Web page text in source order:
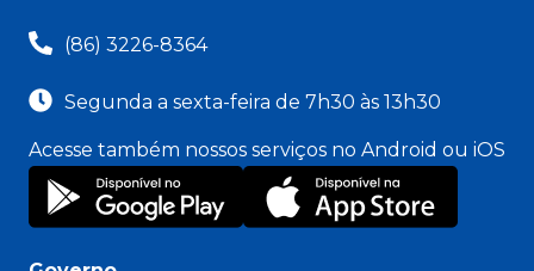
(86) 3226-8364
Segunda a sexta-feira de 7h30 às 13h30
Acesse também nossos serviços no Android ou iOS